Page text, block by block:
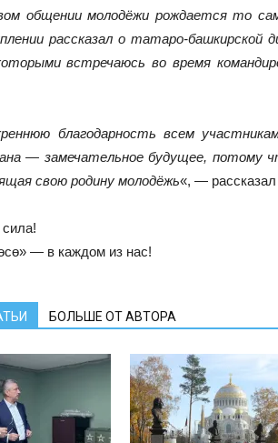
общении молодёжи рождается то
рассказал о
встречаюсь во время
благодарность всем
— замечательное будущее, потому
свою родину молодёжь«, — рассказал
— в каждом из нас!
БОЛЬШЕ ОТ АВТОРА